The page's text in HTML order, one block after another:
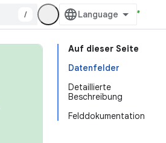
/
Auf dieser Seite
Datenfelder
Detaillierte
Beschreibung
Felddokumentation